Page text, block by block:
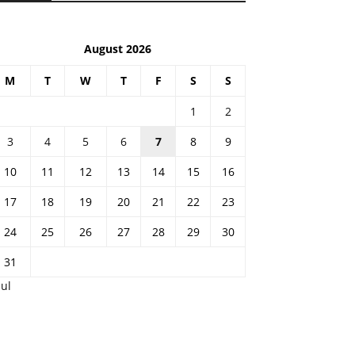
August 2026
M T W T F S S
1
2
3
4 5 6 7 8
9
10
11 12 13 14 15
16
17
18 19 20 21 22
23
24
25 26 27 28 29
30
31